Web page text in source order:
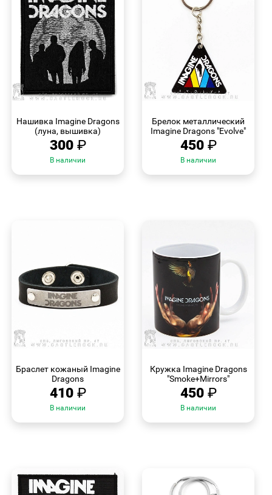
Нашивка Imagine Dragons
(луна, вышивка)
300 ₽
В наличии
Брелок металлический
Imagine Dragons "Evolve"
450 ₽
В наличии
Браслет кожаный Imagine
Dragons
410 ₽
В наличии
Кружка Imagine Dragons
"Smoke+Mirrors"
450 ₽
В наличии